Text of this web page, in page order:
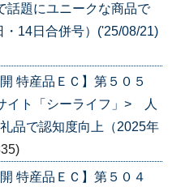
話題にユニークな商品で
14日合併号）('25/08/21)
特産品ＥＣ】第５０５
イト「シーライフ」> 人
品で認知度向上（2025年
特産品ＥＣ】第５０４